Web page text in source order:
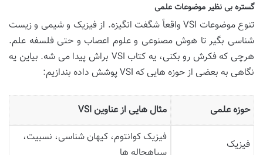
گستره بی نظیر موضوعات علمی
تنوع موضوعات VSI واقعاً شگفت انگیزه. از فیزیک و شیمی و زیست
شناسی بگیر تا هوش مصنوعی و علوم اعصاب و حتی فلسفه علم.
هرچی که فکرش رو بکنی، یه کتاب VSI براش پیدا می شه. بیاین یه
نگاهی به بعضی از حوزه هایی که VSI پوشش داده بندازیم:
حوزه علمی مثال هایی از عناوین VSI
فیزیک
فیزیک کوانتوم، کیهان شناسی، نسبیت،